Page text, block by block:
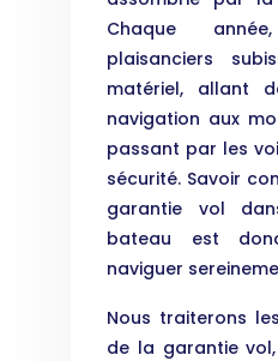
Chaque
plaisanciers
matériel, allant
navigation aux
passant par les
sécurité. Savoir
garantie vol
bateau est
naviguer
Nous traiterons
de la garantie